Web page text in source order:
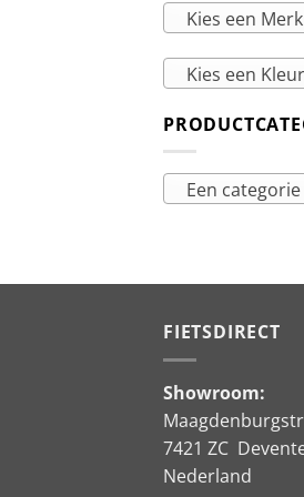
Kies een Merk
Kies een Kleur
FIETSDIRECT
Showroom:
7421 ZC
Nederland